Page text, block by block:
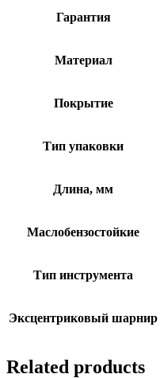
Гарантия
Материал
Покрытие
Тип упаковки
Длина, мм
Маслобензостойкие
Тип инструмента
Эксцентриковый шарнир
Related products